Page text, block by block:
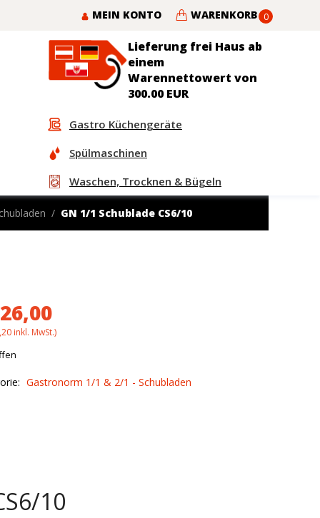
MEIN KONTO 0
WARENKORB
Lieferung frei Haus ab
einem
Warennettowert von
300.00 EUR
Gastro Küchengeräte
Spülmaschinen
Waschen, Trocknen & Bügeln
GN 1/1 Schublade CS6/10
inkl. MwSt.)
Gastronorm 1/1 & 2/1 - Schubladen
10